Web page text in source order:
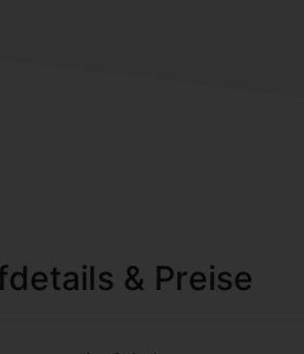
& Preise